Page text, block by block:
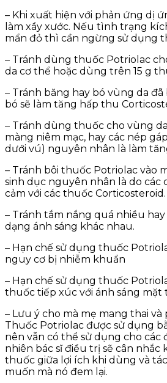
– Khi xuất hiện với phản ứng dị
làm xầy xước. Nếu tình trạng
mẩn đỏ thì cần ngừng sử dụng
– Tránh dùng thuốc Potriolac
da cơ thể hoặc dùng trên 15 g
– Tránh băng hay bó vùng da
bó sẽ làm tăng hấp thu
– Tránh dùng thuốc cho vùng
màng niêm mạc, hay các nép
dưới vú) nguyên nhân là làm
– Tránh bôi thuốc Potriolac vào
sinh dục nguyên nhân là do các
cảm với các thuốc Corticosteroid.
– Tránh tắm nắng quá nhiều
dạng ánh sáng khác nhau.
– Hạn chế sử dụng thuốc
nguy cơ bị nhiễm khuẩn
– Hạn chế sử dụng thuốc
thuốc tiếp xúc với ánh sáng mặt
– Lưu ý cho mà mẹ mang thai
Thuốc Potriolac được sử dụng
nên vẫn có thể sử dụng cho các
nhiên bác sĩ điều trị sẽ cân nhắc
thuốc giữa lợi ích khi dùng và
muốn mà nó đem lại.